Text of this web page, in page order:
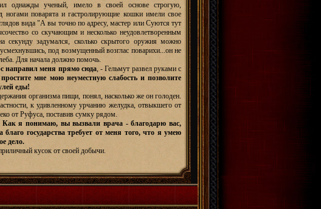
однажды ученый, имело в своей основе строгую,
ногами поварята и гастролирующие кошки имели свое
вида "А вы точно по адресу, мастер или Суются тут
со скучающим и несколько неудовлетворенным
секунду задумался, сколько скрытого оружия можно
под возмущенный возглас поварихи...он не
Для начала должно помочь.
направил меня прямо сюда, - Гельмут развел руками с
мне мою неуместную слабость и позволите
еды!
организма пищи, понял, насколько же он голоден.
к удивленному урчанию желудка, отвыкшего от
от Руфуса, поставив сумку рядом.
Как я понимаю, вы вызвали врача - благодарю вас,
благо государства требует от меня того, что я умею
дело.
кусок от своей добычи.